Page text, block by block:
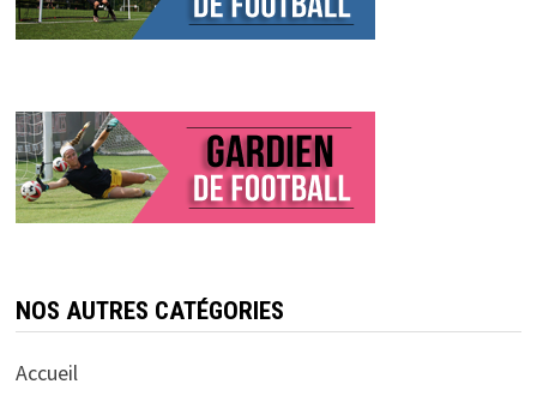
NOS AUTRES CATÉGORIES
Accueil